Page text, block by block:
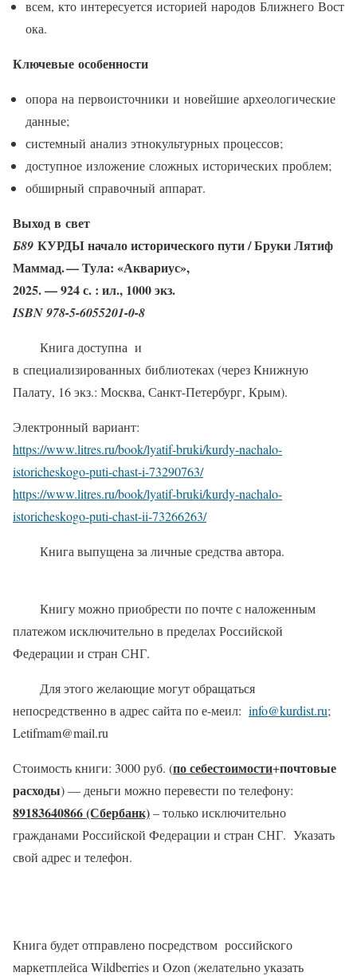
всем, кто интересуется историей народов Ближнего Вост
ока.
Ключевые особенности
опора на первоисточники и новейшие археологические
данные;
системный анализ этнокультурных процессов;
доступное изложение сложных исторических проблем;
обширный справочный аппарат.
Выход в свет
Б89 КУРДЫ начало исторического пути / Бруки Лятиф
Маммад. — Тула: «Аквариус»,
2025. — 924 с. : ил., 1000 экз.
ISBN 978-5-6055201-0-8
Книга доступна и
в специализированных библиотеках (через Книжную
Палату, 16 экз.: Москва, Санкт-Петербург, Крым).
Электронный вариант:
https://www.litres.ru/book/lyatif-bruki/kurdy-nachalo-
istoricheskogo-puti-chast-i-73290763/
https://www.litres.ru/book/lyatif-bruki/kurdy-nachalo-
istoricheskogo-puti-chast-ii-73266263/
Книга выпущена за личные средства автора.
Книгу можно приобрести по почте с наложенным
платежом исключительно в пределах Российской
Федерации и стран СНГ.
Для этого желающие могут обращаться
непосредственно в адрес сайта по е-меил: info@kurdist.ru;
Letifmam@mail.ru
Стоимость книги: 3000 руб. (по себестоимости+почтовые
расходы) — деньги можно перевести по телефону:
89183640866 (Сбербанк)– только исключительно
гражданами Российской Федерации и стран СНГ. Указать
свой адрес и телефон.
Книга будет отправлено посредством российского
маркетплейса Wildberries и Ozon (желательно указать